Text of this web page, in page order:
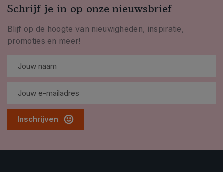
Schrijf je in op onze nieuwsbrief
Blijf op de hoogte van nieuwigheden, inspiratie,
promoties en meer!
Inschrijven